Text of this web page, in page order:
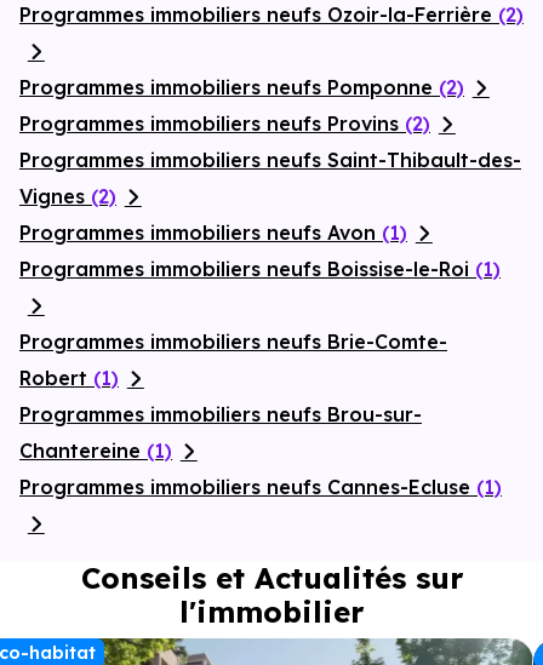
Programmes immobiliers neufs Ozoir-la-Ferrière (2)
Programmes immobiliers neufs Pomponne (2)
Programmes immobiliers neufs Provins (2)
Programmes immobiliers neufs Saint-Thibault-des-
Vignes (2)
Programmes immobiliers neufs Avon (1)
Programmes immobiliers neufs Boissise-le-Roi (1)
Programmes immobiliers neufs Brie-Comte-
Robert (1)
Programmes immobiliers neufs Brou-sur-
Chantereine (1)
Programmes immobiliers neufs Cannes-Ecluse (1)
Conseils et Actualités sur
l'immobilier
habitat